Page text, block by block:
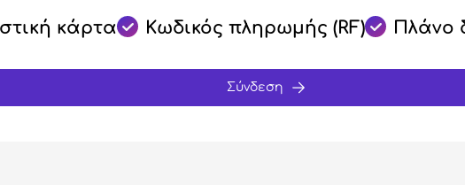
κάρτα Κωδικός πληρωμής (RF) Πλάνο
Σύνδεση